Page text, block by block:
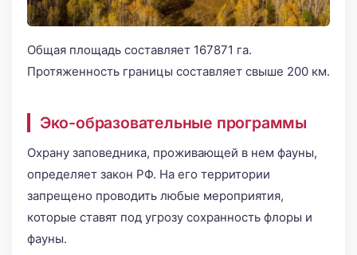
Общая площадь составляет 167871 га.
Протяженность границы составляет свыше 200 км.
Эко-образовательные программы
Охрану заповедника, проживающей в нем фауны,
определяет закон РФ. На его территории
запрещено проводить любые мероприятия,
которые ставят под угрозу сохранность флоры и
фауны.